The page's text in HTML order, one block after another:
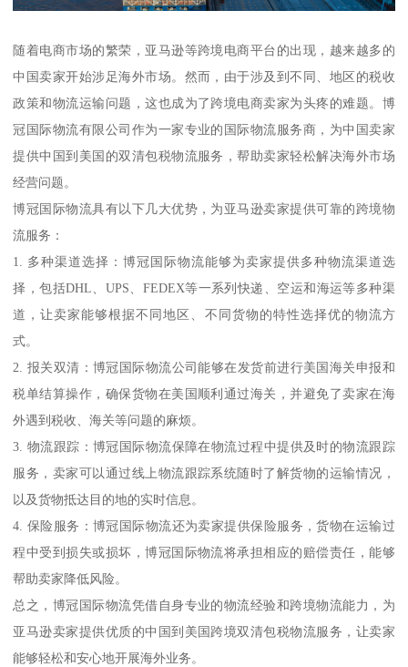
随着电商市场的繁荣，亚马逊等跨境电商平台的出现，越来越多的
中国卖家开始涉足海外市场。然而，由于涉及到不同、地区的税收
政策和物流运输问题，这也成为了跨境电商卖家为头疼的难题。博
冠国际物流有限公司作为一家专业的国际物流服务商，为中国卖家
提供中国到美国的双清包税物流服务，帮助卖家轻松解决海外市场
经营问题。
博冠国际物流具有以下几大优势，为亚马逊卖家提供可靠的跨境物
流服务：
1. 多种渠道选择：博冠国际物流能够为卖家提供多种物流渠道选
择，包括DHL、UPS、FEDEX等一系列快递、空运和海运等多种渠
道，让卖家能够根据不同地区、不同货物的特性选择优的物流方
式。
2. 报关双清：博冠国际物流公司能够在发货前进行美国海关申报和
税单结算操作，确保货物在美国顺利通过海关，并避免了卖家在海
外遇到税收、海关等问题的麻烦。
3. 物流跟踪：博冠国际物流保障在物流过程中提供及时的物流跟踪
服务，卖家可以通过线上物流跟踪系统随时了解货物的运输情况，
以及货物抵达目的地的实时信息。
4. 保险服务：博冠国际物流还为卖家提供保险服务，货物在运输过
程中受到损失或损坏，博冠国际物流将承担相应的赔偿责任，能够
帮助卖家降低风险。
总之，博冠国际物流凭借自身专业的物流经验和跨境物流能力，为
亚马逊卖家提供优质的中国到美国跨境双清包税物流服务，让卖家
能够轻松和安心地开展海外业务。